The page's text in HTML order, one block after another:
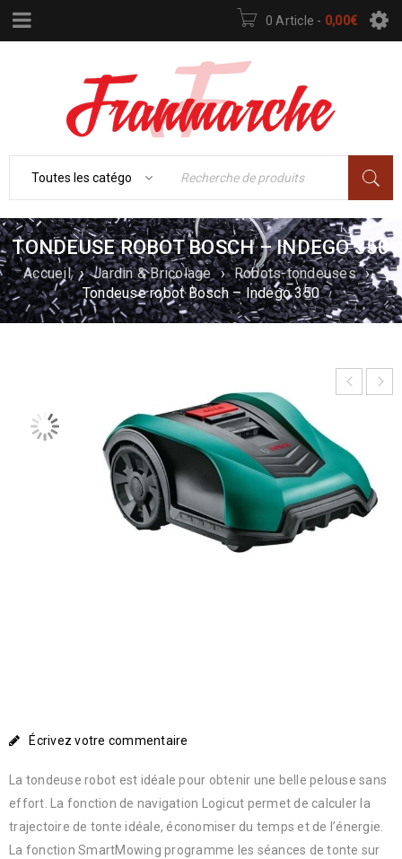
0 Article - 0,00€
TONDEUSE ROBOT BOSCH – INDEGO 350
Accueil › Jardin & Bricolage › Robots-tondeuses ›
Tondeuse robot Bosch – Indego 350
Écrivez votre commentaire
La tondeuse robot est idéale pour obtenir une belle pelouse sans
effort. La fonction de navigation Logicut permet de calculer la
trajectoire de tonte idéale, économiser du temps et de l’énergie.
La fonction SmartMowing programme les séances de tonte sur